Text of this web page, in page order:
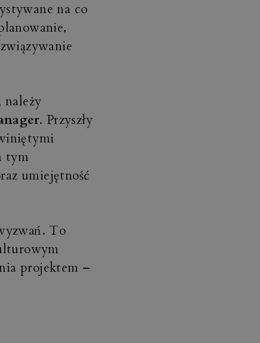
na co
należy
. Przyszły
tym
umiejętność
To
projektem –